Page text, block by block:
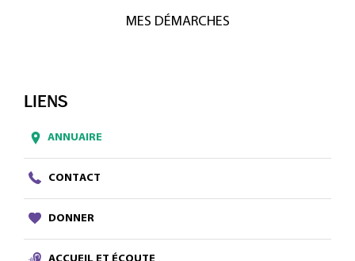
MES DÉMARCHES
LIENS
ANNUAIRE
CONTACT
DONNER